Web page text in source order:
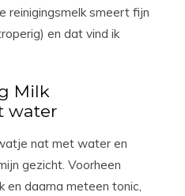
reinigingsmelk smeert fijn
en dat vind ik
Milk
water
nat met water en
gezicht. Voorheen
en daarna meteen tonic,